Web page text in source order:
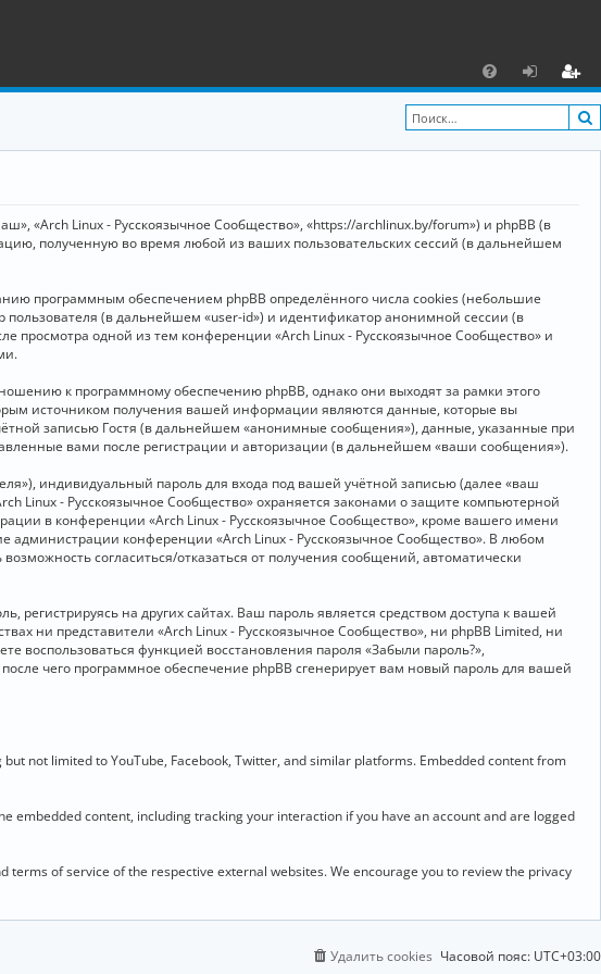
F
A
х
о
ег
и
«Arch Linux - Русскоязычное Сообщество», «https://archlinux.by/forum») и phpBB (в
полученную во время любой из ваших пользовательских сессий (в дальнейшем
программным обеспечением phpBB определённого числа cookies (небольшие
(в дальнейшем «user-id») и идентификатор анонимной сессии (в
просмотра одной из тем конференции «Arch Linux - Русскоязычное Сообщество» и
к программному обеспечению phpBB, однако они выходят за рамки этого
источником получения вашей информации являются данные, которые вы
записью Гостя (в дальнейшем «анонимные сообщения»), данные, указанные при
вами после регистрации и авторизации (в дальнейшем «ваши сообщения»).
индивидуальный пароль для входа под вашей учётной записью (далее «ваш
Linux - Русскоязычное Сообщество» охраняется законами о защите компьютерной
в конференции «Arch Linux - Русскоязычное Сообщество», кроме вашего имени
администрации конференции «Arch Linux - Русскоязычное Сообщество». В любом
согласиться/отказаться от получения сообщений, автоматически
на других сайтах. Ваш пароль является средством доступа к вашей
ни представители «Arch Linux - Русскоязычное Сообщество», ни phpBB Limited, ни
воспользоваться функцией восстановления пароля «Забыли пароль?»,
чего программное обеспечение phpBB сгенерирует вам новый пароль для вашей
not limited to YouTube, Facebook, Twitter, and similar platforms. Embedded content from
content, including tracking your interaction if you have an account and are logged
terms of service of the respective external websites. We encourage you to review the privacy
Часовой пояс: UTC+03:00
Удалить cookies